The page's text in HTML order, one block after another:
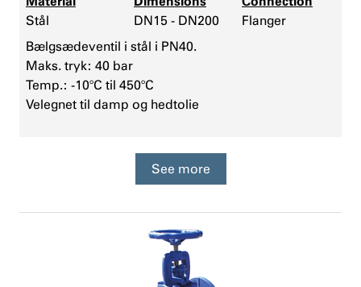
Stål
DN15 - DN200
Flanger
Bælgsædeventil i stål i PN40.
Maks. tryk: 40 bar
Temp.: -10°C til 450°C
Velegnet til damp og hedtolie
See more